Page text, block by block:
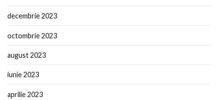
decembrie 2023
octombrie 2023
august 2023
iunie 2023
aprilie 2023